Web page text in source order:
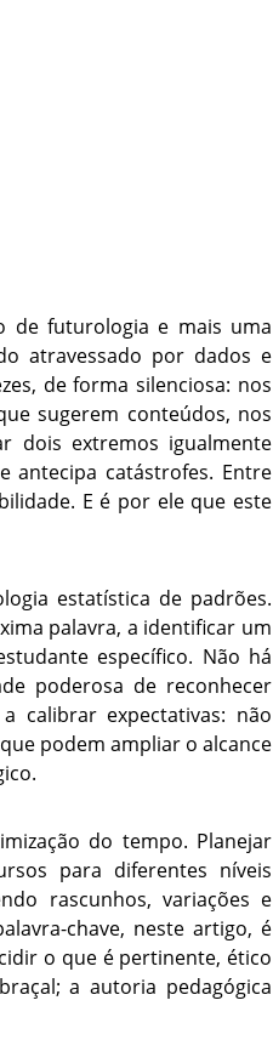
de futurologia e mais uma
atravessado por dados e
de forma silenciosa: nos
sugerem conteúdos, nos
dois extremos igualmente
antecipa catástrofes. Entre
E é por ele que este
estatística de padrões.
palavra, a identificar um
específico. Não há
poderosa de reconhecer
calibrar expectativas: não
podem ampliar o alcance
do tempo. Planejar
para diferentes níveis
rascunhos, variações e
chave, neste artigo, é
o que é pertinente, ético
a autoria pedagógica